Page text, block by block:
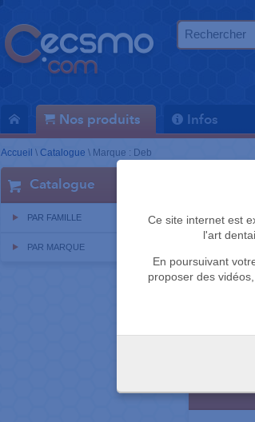
Nos produits Infos
Ce site internet est
l'art
En poursuivant
proposer des
Accueil \ Catalogue \ Marque : Deb
Catalogue
PAR FAMILLE
PAR MARQUE
EMPREINTES